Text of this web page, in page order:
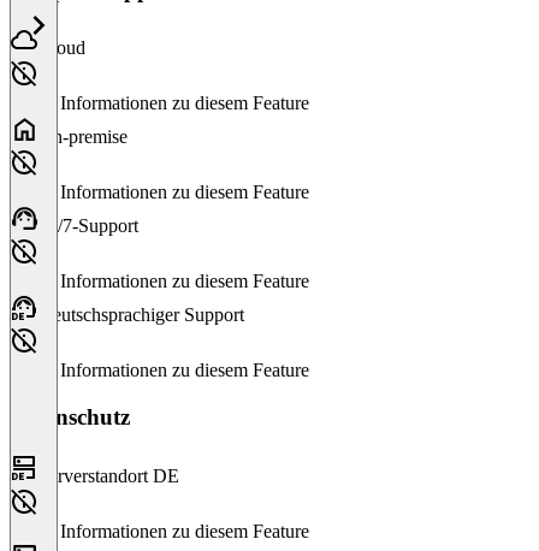
Cloud
Keine Informationen zu diesem Feature
On-premise
Keine Informationen zu diesem Feature
24/7-Support
Keine Informationen zu diesem Feature
Deutschsprachiger Support
Keine Informationen zu diesem Feature
Datenschutz
Serverstandort DE
Keine Informationen zu diesem Feature